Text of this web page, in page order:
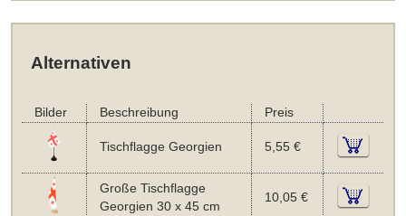
Alternativen
Bilder Beschreibung Preis
Tischflagge Georgien 5,55 €
Große Tischflagge
Georgien 30 x 45 cm
10,05 €